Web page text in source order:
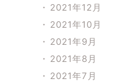
2021年12月
2021年10月
2021年9月
2021年8月
2021年7月